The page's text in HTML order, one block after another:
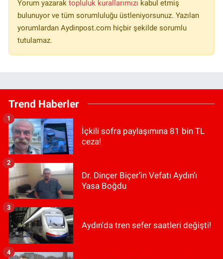
Yorum yazarak topluluk kurallarımızı kabul etmiş
bulunuyor ve tüm sorumluluğu üstleniyorsunuz. Yazılan
yorumlardan Aydinpost.com hiçbir şekilde sorumlu
tutulamaz.
Trend Haberler
İçkili sofra paylaşımına 81 bin TL
ceza!
1
Dr. Dinçer Biçer’in Vefatı Aydın’ı
Yasa Boğdu
2
Aydın'da tren sefer saatleri değişti!
3
4